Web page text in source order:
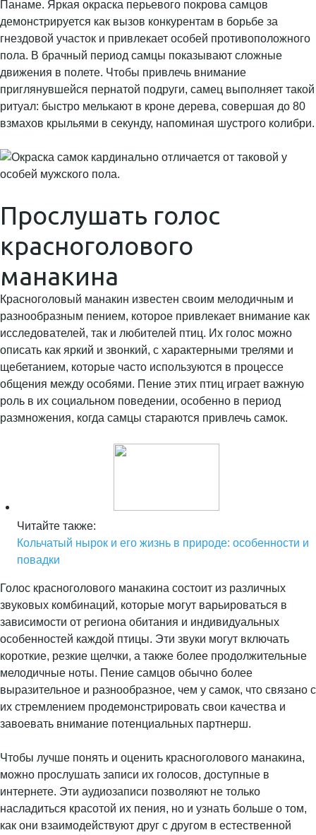
Панаме. Яркая окраска перьевого покрова самцов
демонстрируется как вызов конкурентам в борьбе за
гнездовой участок и привлекает особей противоположного
пола. В брачный период самцы показывают сложные
движения в полете. Чтобы привлечь внимание
приглянувшейся пернатой подруги, самец выполняет такой
ритуал: быстро мелькают в кроне дерева, совершая до 80
взмахов крыльями в секунду, напоминая шустрого колибри.
Прослушать голос
красноголового
манакина
Красноголовый манакин известен своим мелодичным и
разнообразным пением, которое привлекает внимание как
исследователей, так и любителей птиц. Их голос можно
описать как яркий и звонкий, с характерными трелями и
щебетанием, которые часто используются в процессе
общения между особями. Пение этих птиц играет важную
роль в их социальном поведении, особенно в период
размножения, когда самцы стараются привлечь самок.
Читайте также:
Кольчатый нырок и его жизнь в природе: особенности и
повадки
Голос красноголового манакина состоит из различных
звуковых комбинаций, которые могут варьироваться в
зависимости от региона обитания и индивидуальных
особенностей каждой птицы. Эти звуки могут включать
короткие, резкие щелчки, а также более продолжительные
мелодичные ноты. Пение самцов обычно более
выразительное и разнообразное, чем у самок, что связано с
их стремлением продемонстрировать свои качества и
завоевать внимание потенциальных партнерш.
Чтобы лучше понять и оценить красноголового манакина,
можно прослушать записи их голосов, доступные в
интернете. Эти аудиозаписи позволяют не только
насладиться красотой их пения, но и узнать больше о том,
как они взаимодействуют друг с другом в естественной